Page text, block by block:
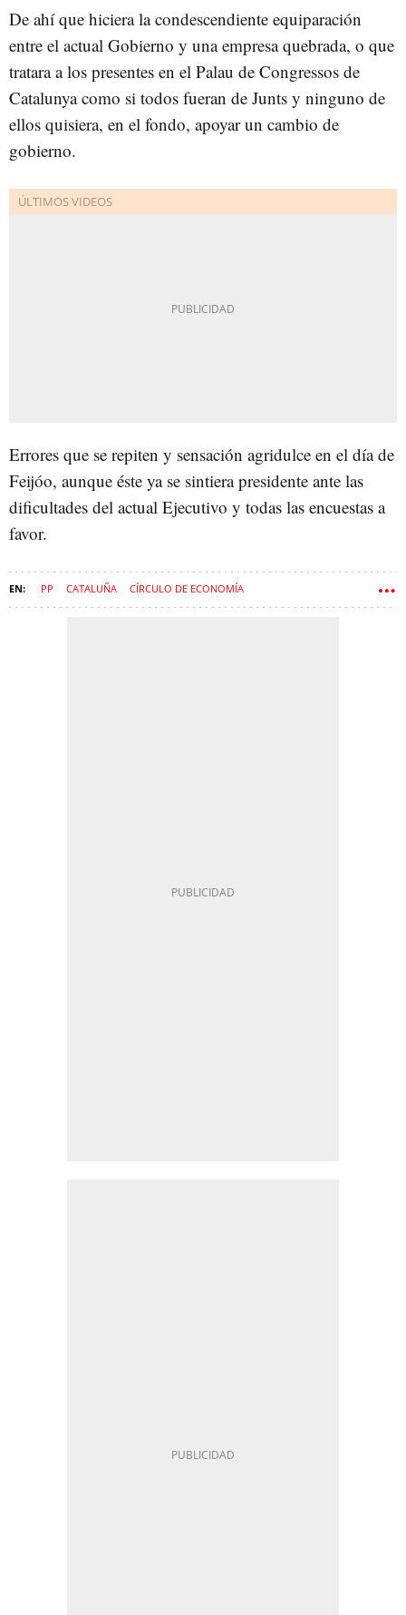
De ahí que hiciera la condescendiente equiparación
entre el actual Gobierno y una empresa quebrada, o que
tratara a los presentes en el Palau de Congressos de
Catalunya como si todos fueran de Junts y ninguno de
ellos quisiera, en el fondo, apoyar un cambio de
gobierno.
Errores que se repiten y sensación agridulce en el día de
Feijóo, aunque éste ya se sintiera presidente ante las
dificultades del actual Ejecutivo y todas las encuestas a
favor.
PP CATALUÑA CÍRCULO DE ECONOMÍA